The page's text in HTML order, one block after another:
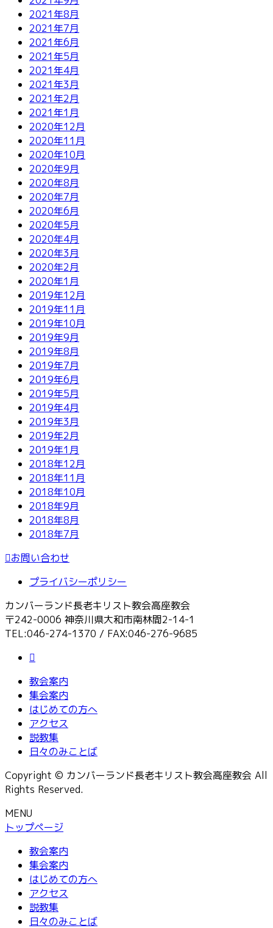
2021年8月
2021年7月
2021年6月
2021年5月
2021年4月
2021年3月
2021年2月
2021年1月
2020年12月
2020年11月
2020年10月
2020年9月
2020年8月
2020年7月
2020年6月
2020年5月
2020年4月
2020年3月
2020年2月
2020年1月
2019年12月
2019年11月
2019年10月
2019年9月
2019年8月
2019年7月
2019年6月
2019年5月
2019年4月
2019年3月
2019年2月
2019年1月
2018年12月
2018年11月
2018年10月
2018年9月
2018年8月
2018年7月
お問い合わせ
プライバシーポリシー
カンバーランド長老キリスト教会高座教会
〒242-0006 神奈川県大和市南林間2-14-1
TEL:046-274-1370 / FAX:046-276-9685
教会案内
集会案内
はじめての方へ
アクセス
説教集
日々のみことば
Copyright © カンバーランド長老キリスト教会高座教会 All
Rights Reserved.
MENU
トップページ
教会案内
集会案内
はじめての方へ
アクセス
説教集
日々のみことば